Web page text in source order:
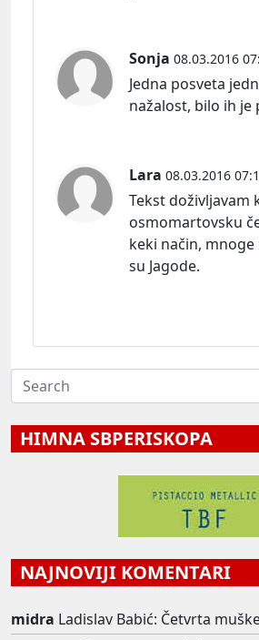
Sonja 08.03.2016
Jedna posveta
nažalost, bilo ih je
Lara 08.03.2016
Tekst doživljavam
osmomartovsku
keki način,
su Jagode.
HIMNA SBPERISKOPA
NAJNOVIJI KOMENTARI
midra Ladislav Babić: Četvrta